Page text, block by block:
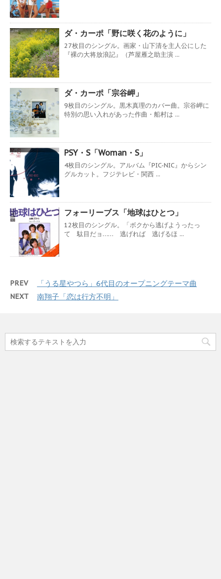
ダ・カーポ「野に咲く花のように」
27枚目のシングル。画家・山下清を主人公にした
『裸の大将放浪記』（芦屋雁之助主演 ...
ダ・カーポ「宗谷岬」
9枚目のシングル。黒木真理のカバー曲。宗谷岬に
特別の思い入れがあった作曲・船村は ...
PSY・S「Woman・S」
4枚目のシングル。アルバム『PIC-NIC』からシン
グルカット。フジテレビ・関西 ...
フォーリーブス「地球はひとつ」
12枚目のシングル。「ボクから逃げようったっ
て 駄目だョ…… 逃げれば 逃げるほ ...
PREV 「うる星やつら」6代目のオープニングテーマ曲
NEXT 南翔子「恋は行方不明」